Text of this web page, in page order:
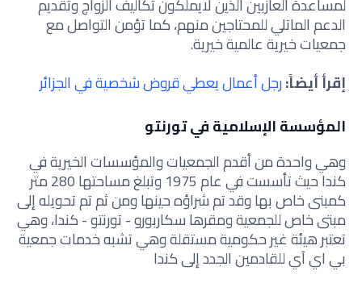
الدعم الماتلي للمحتاجين منهم، كما تؤمنالتواصل مع
جمعيات خيرية عالمية خيرية.
إقرأ أيضاً:رجل أعمال يعطي قروض شخصية في الجزائر
المؤسسة الإسلامية في تورنتو
وهي واحدة من أقدم الجمعيات والمؤسسات الخيرية في
كندا حيث تأسست في عام 1975 وتبلغ مساحتها 280 متر
كمبنى خاص بها وقد تم شراؤه حينها ومن ثم تم تحويله إلى
مبتى خاص للجمعية ومقرها سكاربورو - تورنتو - كندا، وهي
تعتبر هيئة غير حكومية مستقلة وهي تشبه خدماتجمعية
بي اي آي للقادمين الجدد إلى كندا